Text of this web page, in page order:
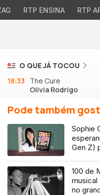
RTP ENSINA RTP
O QUE JÁ TOCOU
18:33
The Cure
Olivia Rodrigo
Pode também
Sophie
Gen Z)
100 de
musical
no